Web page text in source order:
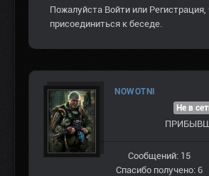
Пожалуйста Войти или Регистрация
присоединиться к беседе.
NOWOTNI
Не в
Сообщений: 15
Спасибо получено: 6